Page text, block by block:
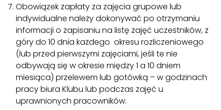
Obowiązek zapłaty za zajęcia grupowe lub
indywidualne należy dokonywać po otrzymaniu
informacji o zapisaniu na listę zajęć uczestników, z
góry do 10 dnia każdego okresu rozliczeniowego
(lub przed pierwszymi zajęciami, jeśli te nie
odbywają się w okresie między 1 a 10 dniem
miesiąca) przelewem lub gotówką – w godzinach
pracy biura Klubu lub podczas zajęć u
uprawnionych pracowników.